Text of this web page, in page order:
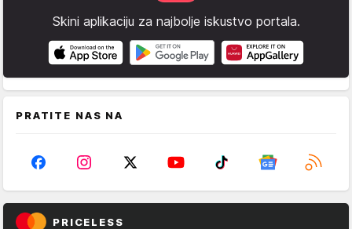
Skini aplikaciju za najbolje iskustvo portala.
PRATITE NAS NA
PRICELESS